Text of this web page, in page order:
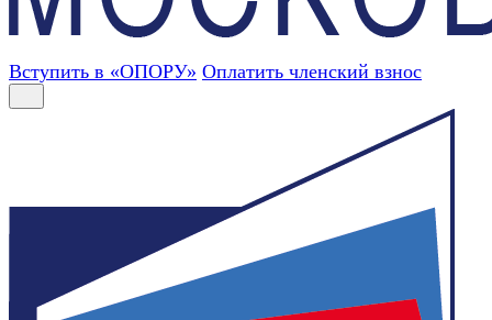
Вступить в «ОПОРУ» Оплатить членский взнос